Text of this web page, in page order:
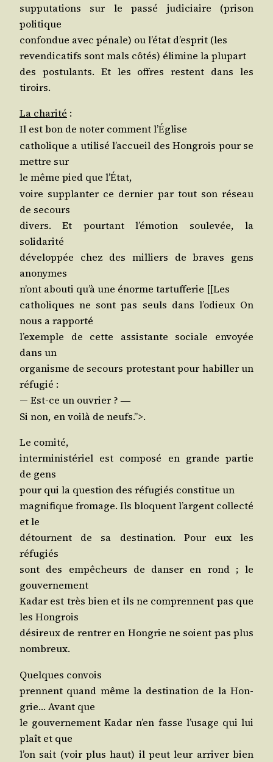
sup­pu­ta­tions sur le pas­sé judi­ciaire (pri­son
politique
confon­due avec pénale) ou l’é­tat d’es­prit (les
reven­di­ca­tifs sont mals côtés) éli­mine la plupart
des pos­tu­lants. Et les offres res­tent dans les
tiroirs.
La cha­ri­té :
Il est bon de noter com­ment l’Église
catho­lique a uti­li­sé l’ac­cueil des Hon­grois pour se
mettre sur
le même pied que l’État,
voire sup­plan­ter ce der­nier par tout son réseau
de secours
divers. Et pour­tant l’é­mo­tion sou­le­vée, la
solidarité
déve­lop­pée chez des mil­liers de braves gens
anonymes
n’ont abou­ti qu’à une énorme tar­tuf­fe­rie [[Les
catho­liques ne sont pas seuls dans l’o­dieux On
nous a rapporté
l’exemple de cette assis­tante sociale envoyée
dans un
orga­nisme de secours pro­tes­tant pour habiller un
réfugié :
― Est-ce un ouvrier ? ―
Si non, en voi­là de neufs.”>.
Le comité,
inter­mi­nis­té­riel est com­po­sé en grande par­tie
de gens
pour qui la ques­tion des réfu­giés consti­tue un
magni­fique fro­mage. Ils bloquent l’argent col­lec­té
et le
détournent de sa des­ti­na­tion. Pour eux les
réfugiés
sont des empê­cheurs de dan­ser en rond ; le
gouvernement
Kadar est très bien et ils ne com­prennent pas que
les Hongrois
dési­reux de ren­trer en Hon­grie ne soient pas plus
nombreux.
Quelques convois
prennent quand même la des­ti­na­tion de la Hon­
grie… Avant que
le gou­ver­ne­ment Kadar n’en fasse l’u­sage qui lui
plaît et que
l’on sait (voir plus haut) il peut leur arri­ver bien